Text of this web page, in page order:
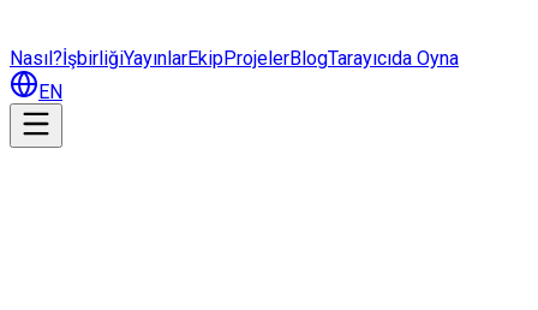
Nasıl?İşbirliğiYayınlarEkipProjelerBlogTarayıcıda Oyna
EN